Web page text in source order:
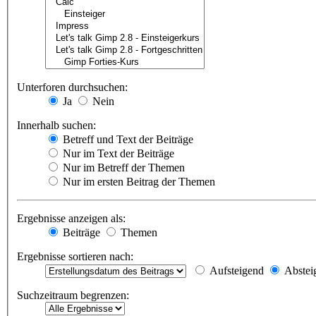
Unterforen durchsuchen:
Ja
Nein
Innerhalb suchen:
Betreff und Text der Beiträge
Nur im Text der Beiträge
Nur im Betreff der Themen
Nur im ersten Beitrag der Themen
Ergebnisse anzeigen als:
Beiträge
Themen
Ergebnisse sortieren nach:
Aufsteigend
Suchzeitraum begrenzen: